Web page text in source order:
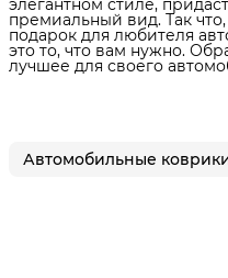
элегантном стиле,
премиальный вид. Так
подарок для любителя
это то, что вам нужно.
лучшее для своего
Автомобильные